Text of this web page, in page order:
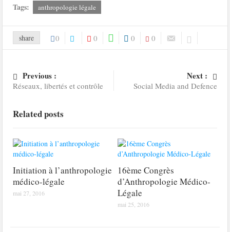
Tags: anthropologie légale
share 0 0 0 0
Previous :
Réseaux, libertés et contrôle
Next :
Social Media and Defence
Related posts
Initiation à l’anthropologie
médico-légale
mai 27, 2016
16ème Congrès
d’Anthropologie Médico-
Légale
mai 25, 2016